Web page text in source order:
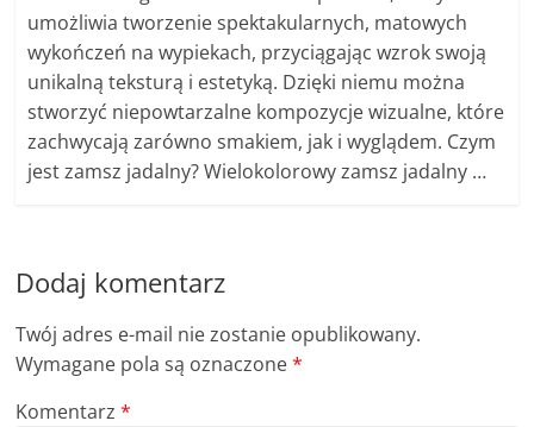
umożliwia tworzenie spektakularnych, matowych
wykończeń na wypiekach, przyciągając wzrok swoją
unikalną teksturą i estetyką. Dzięki niemu można
stworzyć niepowtarzalne kompozycje wizualne, które
zachwycają zarówno smakiem, jak i wyglądem. Czym
jest zamsz jadalny? Wielokolorowy zamsz jadalny …
Dodaj komentarz
Twój adres e-mail nie zostanie opublikowany.
Wymagane pola są oznaczone*
Komentarz*